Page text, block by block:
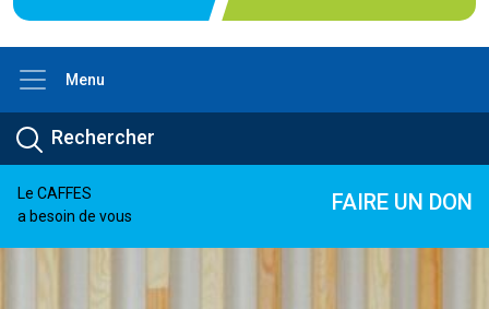
Menu
Le CAFFES
a besoin de vous
FAIRE UN DON